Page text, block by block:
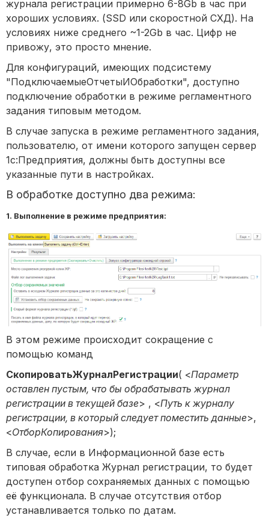
журнала регистрации примерно 6-8Gb в час при
хороших условиях. (SSD или скоростной СХД). На
условиях ниже среднего ~1-2Gb в час. Цифр не
привожу, это просто мнение.
Для конфигураций, имеющих подсистему
"ПодключаемыеОтчетыИОбработки", доступно
подключение обработки в режиме регламентного
задания типовым методом.
В случае запуска в режиме регламентного задания,
пользователю, от имени которого запущен сервер
1с:Предприятия, должны быть доступны все
указанные пути в настройках.
В обработке доступно два режима:
1. Выполнение в режиме предприятия:
В этом режиме происходит сокращение с
помощью команд
СкопироватьЖурналРегистрации( <Параметр
оставлен пустым, что бы обрабатывать журнал
регистрации в текущей базе> , <Путь к журналу
регистрации, в который следует поместить данные>,
<ОтборКопирования>);
В случае, если в Информационной базе есть
типовая обработка Журнал регистрации, то будет
доступен отбор сохраняемых данных с помощью
её функционала. В случае отсутствия отбор
устанавливается только по датам.